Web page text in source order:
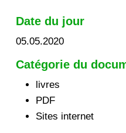
Date du jour
05.05.2020
Catégorie du
livres
PDF
Sites internet